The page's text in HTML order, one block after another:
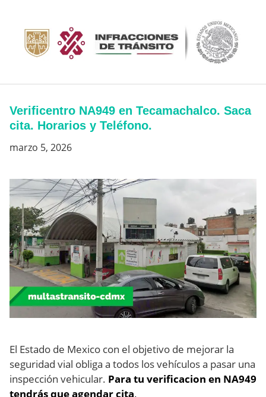
contenido
Verificentro NA949 en Tecamachalco. Saca
cita. Horarios y Teléfono.
marzo 5, 2026
El Estado de Mexico con el objetivo de mejorar la
seguridad vial obliga a todos los vehículos a pasar una
inspección vehicular. Para tu verificacion en NA949
tendrás que agendar cita.